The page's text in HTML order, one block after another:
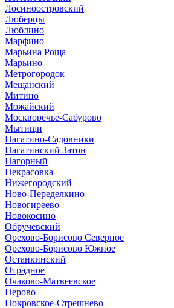
Лосиноостровский
Люберцы
Люблино
Марфино
Марьина Роща
Марьино
Метрогородок
Мещанский
Митино
Можайский
Москворечье-Сабурово
Мытищи
Нагатино-Садовники
Нагатинский Затон
Нагорный
Некрасовка
Нижегородский
Ново-Переделкино
Новогиреево
Новокосино
Обручевский
Орехово-Борисово Северное
Орехово-Борисово Южное
Останкинский
Отрадное
Очаково-Матвеевское
Перово
Покровское-Стрешнево